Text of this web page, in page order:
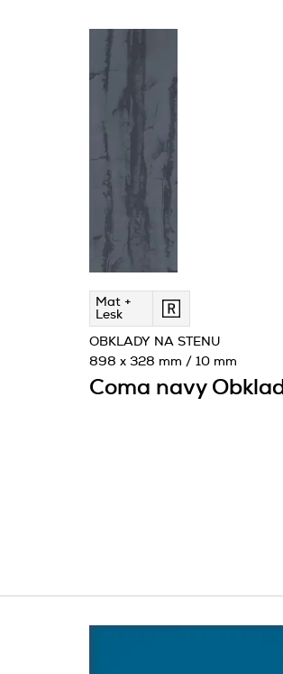
Mat +
Lesk
Coma navy Obklad
OBKLADY NA STENU
898 x 328 mm / 10 mm